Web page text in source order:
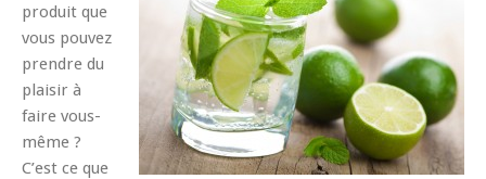
produit que
vous pouvez
prendre du
plaisir à
faire vous-
même ?
C’est ce que